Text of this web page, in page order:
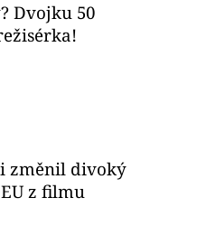
Dvojku 50
změnil divoký
z filmu